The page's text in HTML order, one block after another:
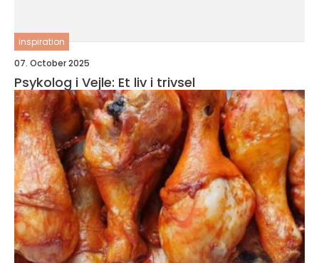
inspiration
07. October 2025
Psykolog i Vejle: Et liv i trivsel